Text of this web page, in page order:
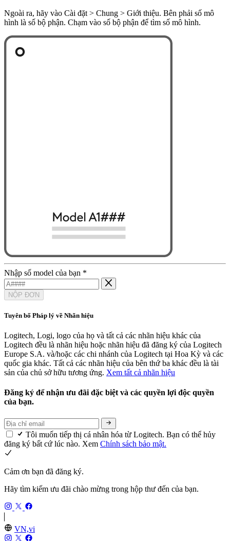
Ngoài ra, hãy vào Cài đặt > Chung > Giới thiệu. Bên phải số mô
hình là số bộ phận. Chạm vào số bộ phận để tìm số mô hình.
Nhập số model của bạn *
NỘP ĐƠN
Tuyên bố Pháp lý về Nhãn hiệu
Logitech, Logi, logo của họ và tất cả các nhãn hiệu khác của
Logitech đều là nhãn hiệu hoặc nhãn hiệu đã đăng ký của Logitech
Europe S.A. và/hoặc các chi nhánh của Logitech tại Hoa Kỳ và các
quốc gia khác. Tất cả các nhãn hiệu của bên thứ ba khác đều là tài
sản của chủ sở hữu tương ứng. Xem tất cả nhãn hiệu
Đăng ký để nhận ưu đãi đặc biệt và các quyền lợi độc quyền
của bạn.
Tôi muốn tiếp thị cá nhân hóa từ Logitech. Bạn có thể hủy
đăng ký bất cứ lúc nào. Xem Chính sách bảo mật.
Cảm ơn bạn đã đăng ký.
Hãy tìm kiếm ưu đãi chào mừng trong hộp thư đến của bạn.
VN,vi